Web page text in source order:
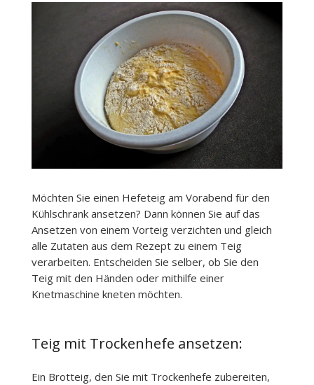
Möchten Sie einen Hefeteig am Vorabend für den
Kühlschrank ansetzen? Dann können Sie auf das
Ansetzen von einem Vorteig verzichten und gleich
alle Zutaten aus dem Rezept zu einem Teig
verarbeiten. Entscheiden Sie selber, ob Sie den
Teig mit den Händen oder mithilfe einer
Knetmaschine kneten möchten.
Teig mit Trockenhefe ansetzen:
Ein Brotteig, den Sie mit Trockenhefe zubereiten,